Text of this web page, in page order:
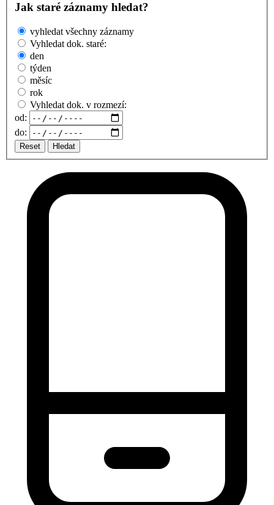
Jak staré záznamy hledat?
vyhledat všechny záznamy
Vyhledat dok. staré:
den
týden
měsíc
rok
Vyhledat dok. v rozmezí:
od:
do:
Reset Hledat